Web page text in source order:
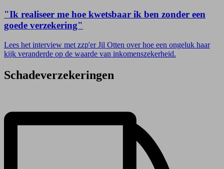
"Ik realiseer me hoe kwetsbaar ik ben zonder een
goede verzekering"
Lees het interview met zzp'er Jil Otten over hoe een ongeluk haar
kijk veranderde op de waarde van inkomenszekerheid.
Schadeverzekeringen